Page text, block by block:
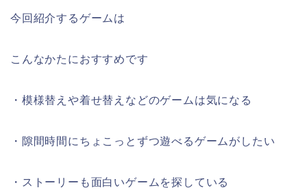
今回紹介するゲームは
こんなかたにおすすめです
・模様替えや着せ替えなどのゲームは気になる
・隙間時間にちょこっとずつ遊べるゲームがしたい
・ストーリーも面白いゲームを探している